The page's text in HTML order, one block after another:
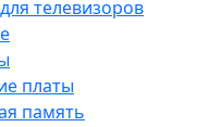
телевизоров
платы
память